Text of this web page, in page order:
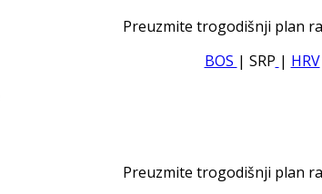
Preuzmite trogodišnji plan
BOS | SRP | HRV
Preuzmite trogodišnji plan